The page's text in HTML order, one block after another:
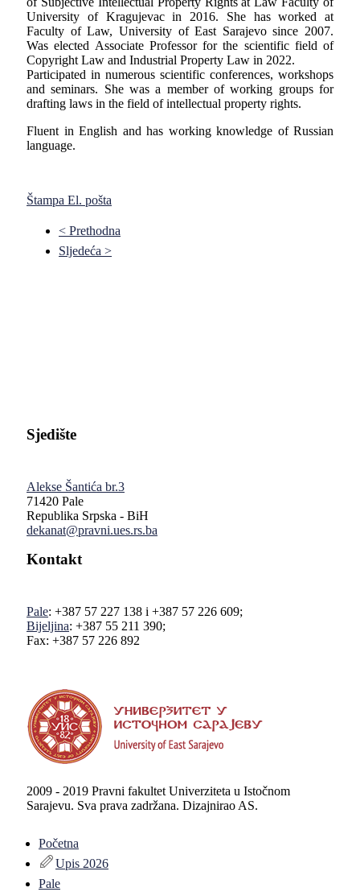
University of Kragujevac in 2016. She has worked at
Faculty of Law, University of East Sarajevo since 2007.
Was elected Associate Professor for the scientific field of
Copyright Law and Industrial Property Law in 2022.
Participated in numerous scientific conferences, workshops
and seminars. She was a member of working groups for
drafting laws in the field of intellectual property rights.
Fluent in English and has working knowledge of Russian
language.
Štampa El. pošta
< Prethodna
Sljedeća >
Sjedište
Alekse Šantića br.3
71420 Pale
Republika Srpska - BiH
dekanat@pravni.ues.rs.ba
Kontakt
Pale: +387 57 227 138 i +387 57 226 609;
Bijeljina: +387 55 211 390;
Fax: +387 57 226 892
2009 - 2019 Pravni fakultet Univerziteta u Istočnom
Sarajevu. Sva prava zadržana. Dizajnirao AS.
Početna
Upis 2026
Pale